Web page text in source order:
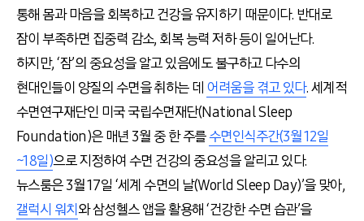
통해 몸과 마음을 회복하고 건강을 유지하기 때문이다. 반대로
잠이 부족하면 집중력 감소, 회복 능력 저하 등이 일어난다.
하지만, ‘잠’의 중요성을 알고 있음에도 불구하고 다수의
현대인들이 양질의 수면을 취하는 데 어려움을 겪고 있다.세계적
수면연구재단인 미국 국립수면재단(National Sleep
Foundation)은 매년 3월 중 한 주를수면인식주간(3월 12일
~18일)으로 지정하여 수면 건강의 중요성을 알리고 있다.
뉴스룸은3월17일 ‘세계 수면의 날(World Sleep Day)’을 맞아,
갤럭시 워치 와 삼성헬스 앱을 활용해‘건강한 수면 습관’을